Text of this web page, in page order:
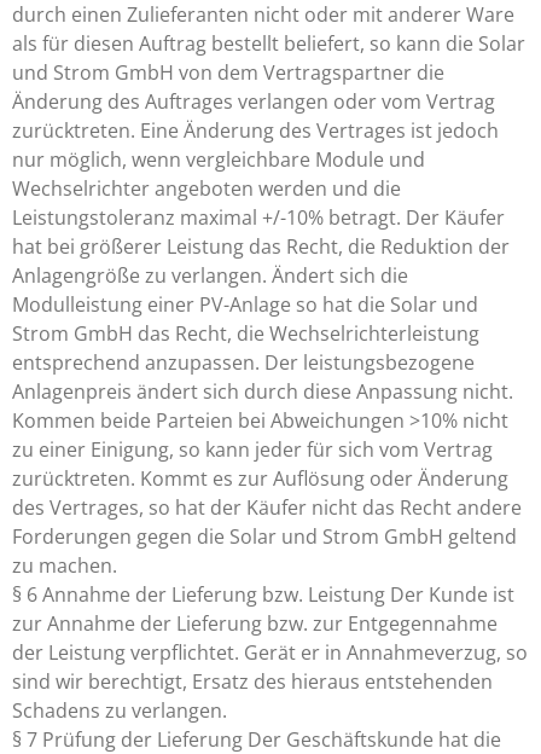
durch einen Zulieferanten nicht oder mit anderer Ware
als für diesen Auftrag bestellt beliefert, so kann die Solar
und Strom GmbH von dem Vertragspartner die
Änderung des Auftrages verlangen oder vom Vertrag
zurücktreten. Eine Änderung des Vertrages ist jedoch
nur möglich, wenn vergleichbare Module und
Wechselrichter angeboten werden und die
Leistungstoleranz maximal +/-10% betragt. Der Käufer
hat bei größerer Leistung das Recht, die Reduktion der
Anlagengröße zu verlangen. Ändert sich die
Modulleistung einer PV-Anlage so hat die Solar und
Strom GmbH das Recht, die Wechselrichterleistung
entsprechend anzupassen. Der leistungsbezogene
Anlagenpreis ändert sich durch diese Anpassung nicht.
Kommen beide Parteien bei Abweichungen >10% nicht
zu einer Einigung, so kann jeder für sich vom Vertrag
zurücktreten. Kommt es zur Auflösung oder Änderung
des Vertrages, so hat der Käufer nicht das Recht andere
Forderungen gegen die Solar und Strom GmbH geltend
zu machen.
§ 6 Annahme der Lieferung bzw. Leistung Der Kunde ist
zur Annahme der Lieferung bzw. zur Entgegennahme
der Leistung verpflichtet. Gerät er in Annahmeverzug, so
sind wir berechtigt, Ersatz des hieraus entstehenden
Schadens zu verlangen.
§ 7 Prüfung der Lieferung Der Geschäftskunde hat die